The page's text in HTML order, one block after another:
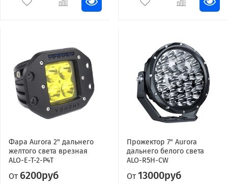
Фара Aurora 2" дальнего
желтого света врезная
ALO-E-T-2-P4T
От 6200руб
Прожектор 7" Aurora
дальнего белого света
ALO-R5H-CW
От 13000руб